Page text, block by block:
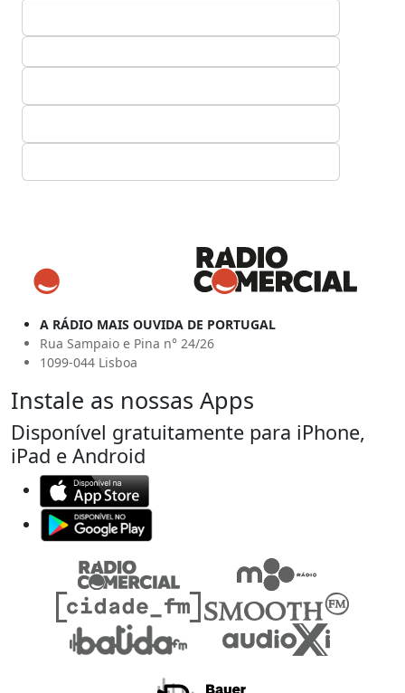
A RÁDIO MAIS OUVIDA DE PORTUGAL
Rua Sampaio e Pina n° 24/26
1099-044 Lisboa
Instale as nossas Apps
Disponível gratuitamente para iPhone,
iPad e Android